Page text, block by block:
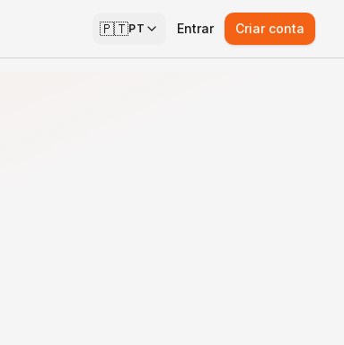
🇵🇹PT Entrar Criar conta